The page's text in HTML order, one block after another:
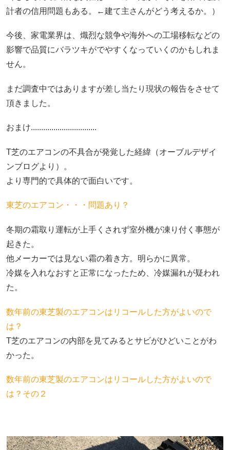
計者の信用問題もある。←建て主さんがどう考えるか。）
今後、家電業界は、熾烈な競争や海外への工場移転などの
影響で品質にバラツキがでやすくなっていくのかもしれま
せん。
まだ調査中ではありますが差し当たり現状の報告をさせて
頂きました。
おまけ................................
T芝のエアコンの不具合が発覚した経緯（オーブルデザイ
ンブログより）。
より専門的で具体的で面白いです。
東芝のエアコン・・・問題あり？
冬期の霜取り運転が上手くされず室外機が凍り付く事態が
起きた。
他メーカーでは見ない霜の着き方。明らかに異常。
冷媒を入れなおすと正常になったため、冷媒漏れが疑われ
た。
数年前の東芝製のエアコンはリコールした方がよいので
は？
T芝のエアコンの内部を見てみるとサビがひどいことがわ
かった。
数年前の東芝製のエアコンはリコールした方がよいので
は？その２